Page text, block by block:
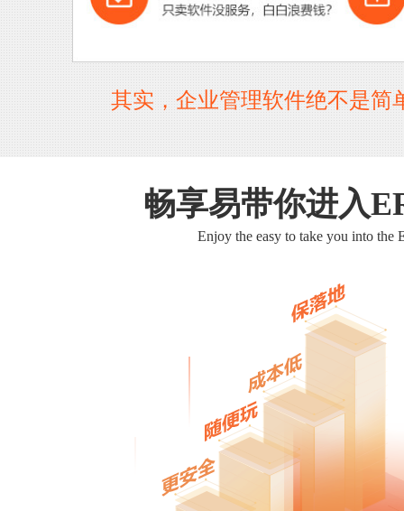
其实，企业管理软件绝不是
畅享易带你进入
Enjoy the easy to take you into the